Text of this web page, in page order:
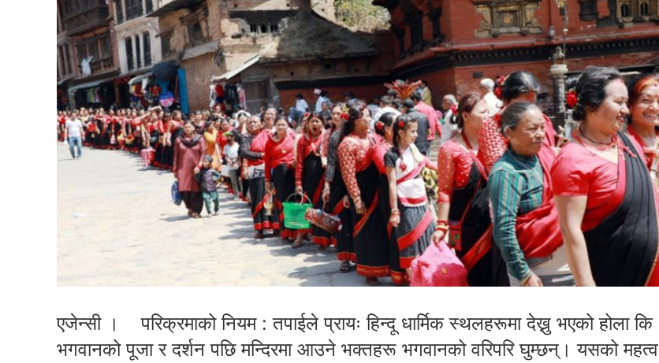
एजेन्सी । परिक्रमाको नियम : तपाईले प्रायः हिन्दू धार्मिक स्थलहरूमा देख्नु भएको होला कि
भगवानको पूजा र दर्शन पछि मन्दिरमा आउने भक्तहरू भगवानको वरिपरि घुम्छन्। यसको महत्व